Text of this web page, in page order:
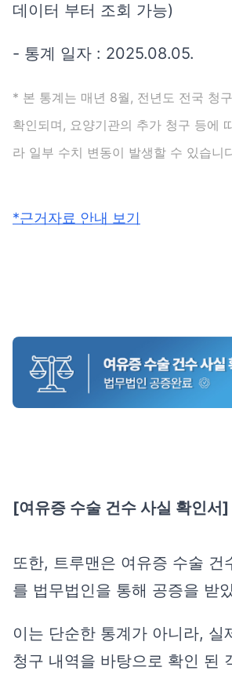
데이터 부터 조회 가능)
- 통계 일자 : 2025.08.05.
* 본 통계는 매년 8월, 전년도 전국 청
확인되며, 요양기관의 추가 청구 등에
라 일부 수치 변동이 발생할 수 있습니
*근거자료 안내 보기
[여유증 수술 건수 사실 확인서]
또한, 트루맨은 여유증 수술 건
를 법무법인을 통해 공증을 받
이는 단순한 통계가 아니라, 실
청구 내역을 바탕으로 확인 된